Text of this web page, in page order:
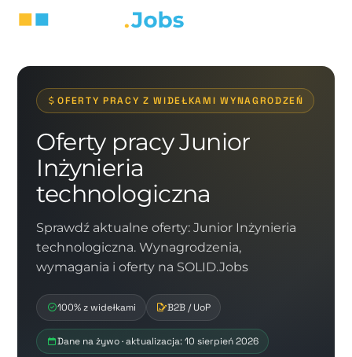
OFERTY PRACY Z WIDEŁKAMI WYNAGRODZEŃ
Oferty pracy Junior
Inżynieria
technologiczna
Sprawdź aktualne oferty: Junior Inżynieria
technologiczna. Wynagrodzenia,
wymagania i oferty na SOLID.Jobs
100% z widełkami B2B / UoP
Dane na żywo · aktualizacja: 10 sierpień 2026